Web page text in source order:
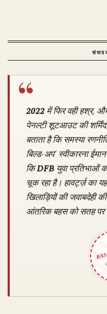
2022में फिर वही हश्र,
पेनल्टी शूटआउट की
बताता है कि समस्या
बिल्ड-अप' स्वीकारना
किDFB युवा प्रतिभाओं
चूक रहा है। हावर्ट्ज़ का
खिलाड़ियों की जवाबदेही
आंतरिक बहस को सतह